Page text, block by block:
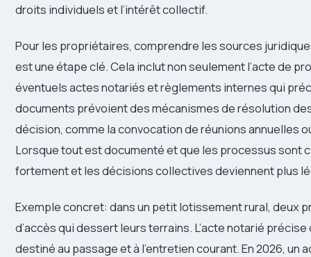
droits individuels et l’intérêt collectif.
Pour les propriétaires, comprendre les sources
est une étape clé. Cela inclut non seulement l’acte de
éventuels actes notariés et règlements internes qui
documents prévoient des mécanismes de résolution
décision, comme la convocation de réunions annuelles
Lorsque tout est documenté et que les processus sont
fortement et les décisions collectives deviennent plus
Exemple concret: dans un petit lotissement rural, deux
d’accès qui dessert leurs terrains. L’acte notarié
destiné au passage et à l’entretien courant. En 2026,